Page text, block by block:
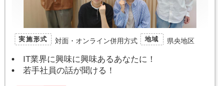
実施形式 対面・オンライン併用方式 地域 県央地区
IT業界に興味に興味あるあなたに！
若手社員の話が聞ける！